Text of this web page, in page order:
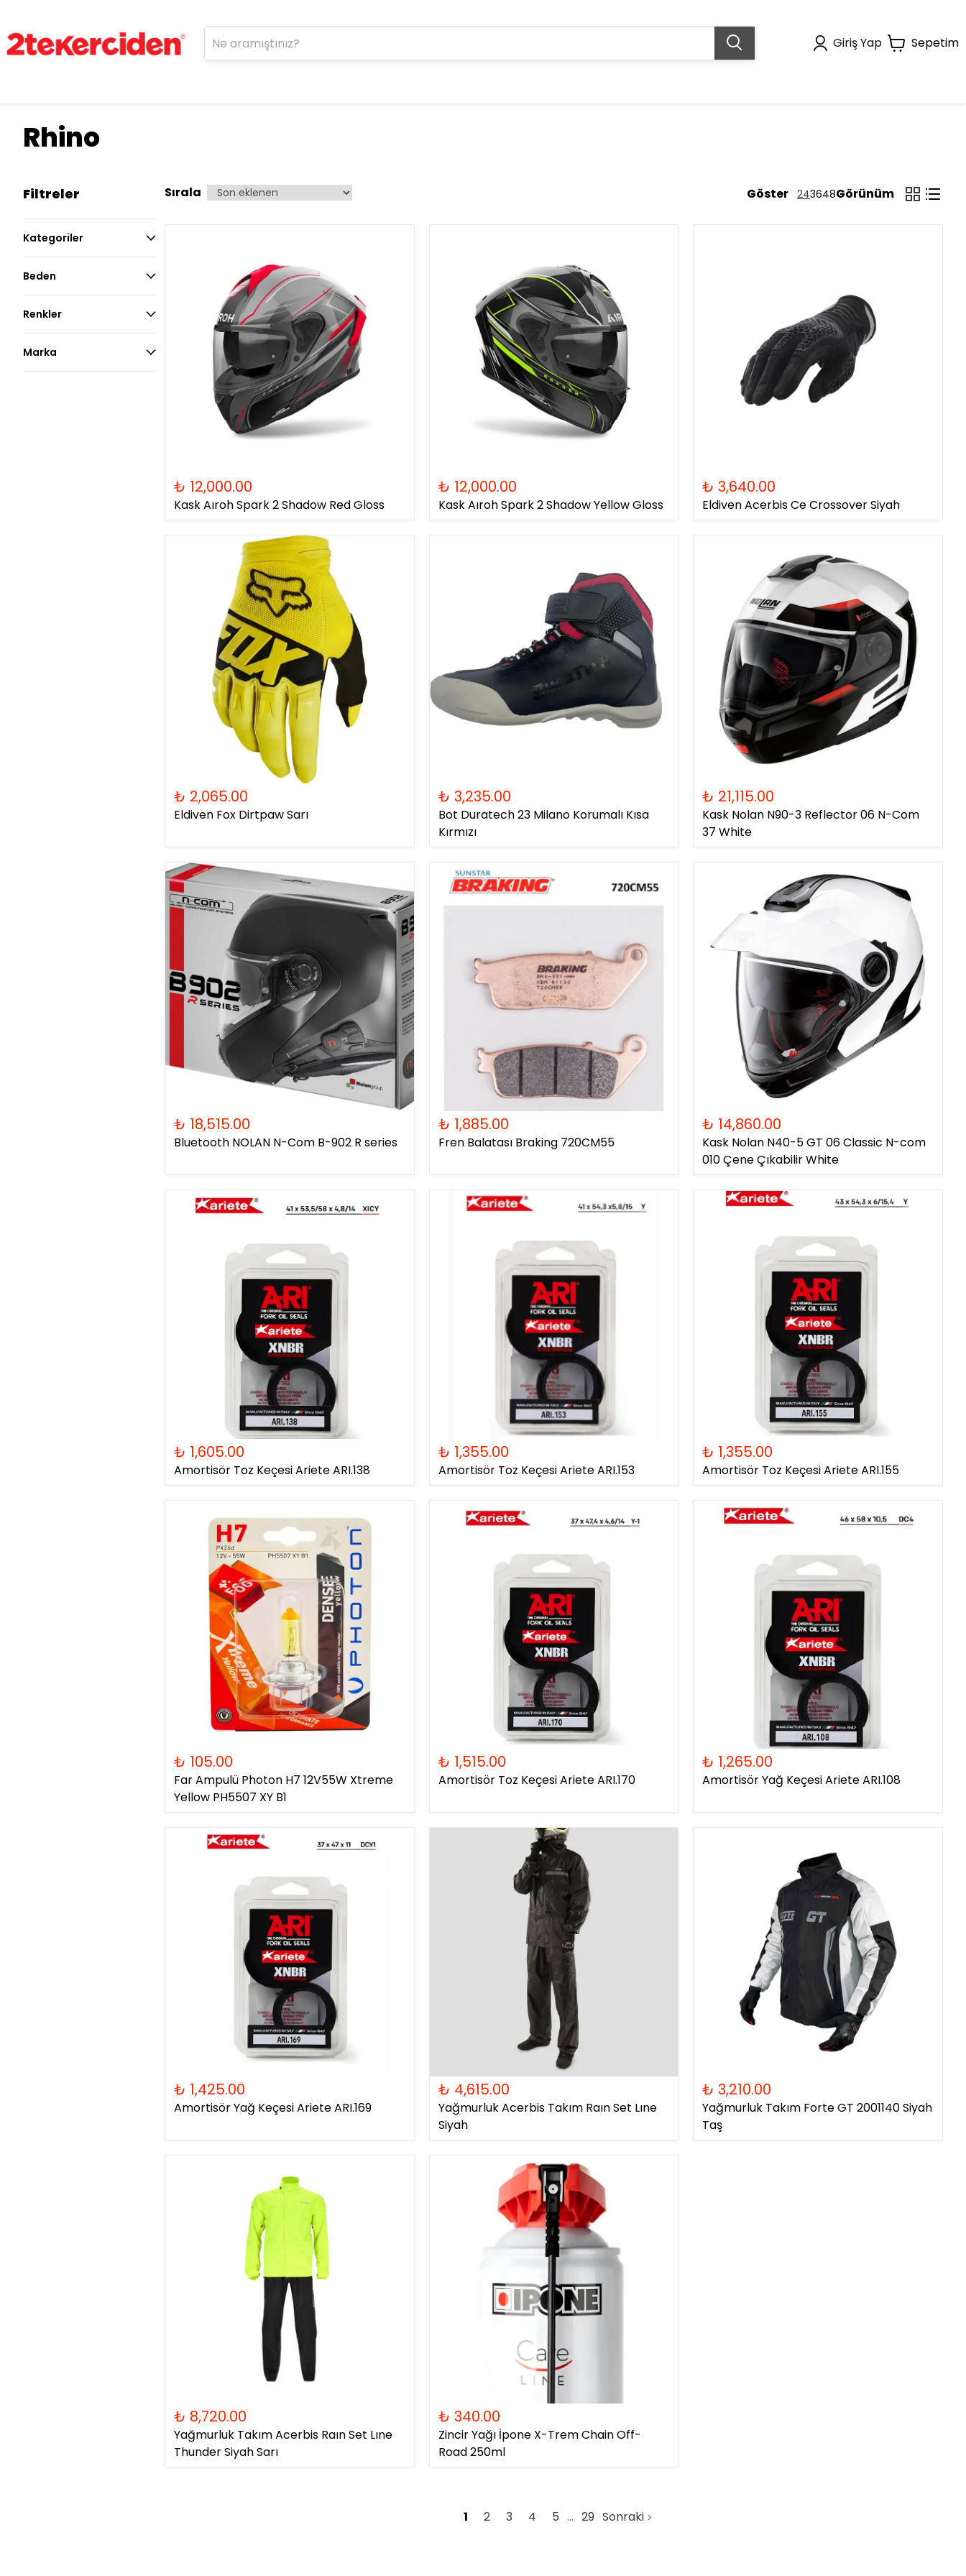
Giriş Yap Sepetim
Rhino
Filtreler
Kategoriler
Beden
Renkler
Marka
Sırala Göster 243648Görünüm
₺ 12,000.00
Kask Aıroh Spark 2 Shadow Red Gloss
₺ 12,000.00
Kask Aıroh Spark 2 Shadow Yellow Gloss
₺ 3,640.00
Eldiven Acerbis Ce Crossover Siyah
₺ 2,065.00
Eldiven Fox Dirtpaw Sarı
₺ 3,235.00
Bot Duratech 23 Milano Korumalı Kısa
Kırmızı
₺ 21,115.00
Kask Nolan N90-3 Reflector 06 N-Com
37 White
₺ 18,515.00
Bluetooth NOLAN N-Com B-902 R series
₺ 1,885.00
Fren Balatası Braking 720CM55
₺ 14,860.00
Kask Nolan N40-5 GT 06 Classic N-com
010 Çene Çıkabilir White
₺ 1,605.00
Amortisör Toz Keçesi Ariete ARI.138
₺ 1,355.00
Amortisör Toz Keçesi Ariete ARI.153
₺ 1,355.00
Amortisör Toz Keçesi Ariete ARI.155
₺ 105.00
Far Ampulü Photon H7 12V55W Xtreme
Yellow PH5507 XY B1
₺ 1,515.00
Amortisör Toz Keçesi Ariete ARI.170
₺ 1,265.00
Amortisör Yağ Keçesi Ariete ARI.108
₺ 1,425.00
Amortisör Yağ Keçesi Ariete ARI.169
₺ 4,615.00
Yağmurluk Acerbis Takım Raın Set Lıne
Siyah
₺ 3,210.00
Yağmurluk Takım Forte GT 2001140 Siyah
Taş
₺ 8,720.00
Yağmurluk Takım Acerbis Raın Set Lıne
Thunder Siyah Sarı
₺ 340.00
Zincir Yağı İpone X-Trem Chain Off-
Road 250ml
1 2 3 4 5 29 Sonraki